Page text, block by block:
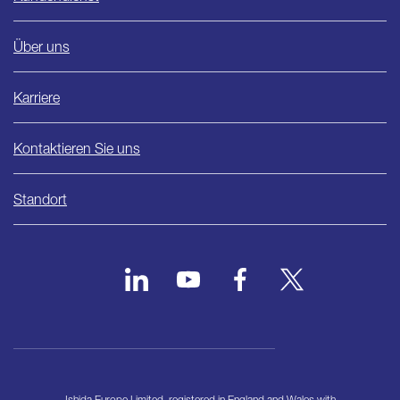
Über uns
Karriere
Kontaktieren Sie uns
Standort